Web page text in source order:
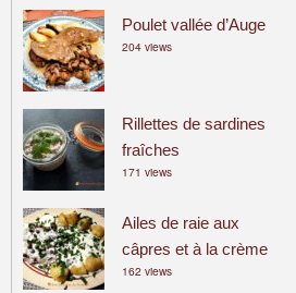
Poulet vallée d’Auge
204 views
Rillettes de sardines
fraîches
171 views
Ailes de raie aux
câpres et à la crème
162 views